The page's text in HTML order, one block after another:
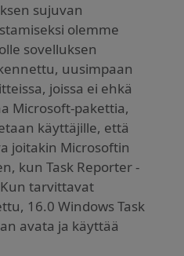
sujuvan
olemme
sovelluksen
uusimpaan
joissa ei ehkä
Microsoft-pakettia,
käyttäjille, että
joitakin Microsoftin
kun Task Reporter -
tarvittavat
16.0 Windows Task
avata ja käyttää